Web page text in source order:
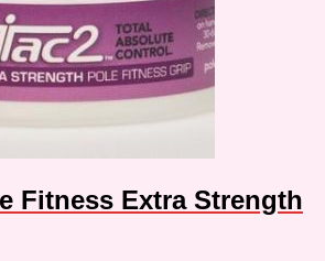
Fitness Extra Strength